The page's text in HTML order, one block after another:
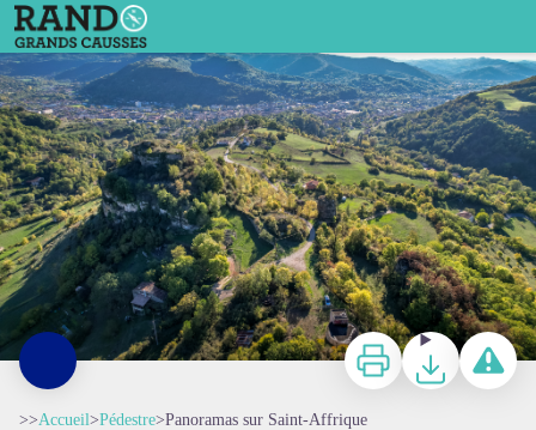
Panoramas sur Saint-Affrique
Panorama sur Saint-Affrique - Virginie Govignon
ImprimerTéléchargerSignaler
>>Accueil>Pédestre>Panoramas sur Saint-Affrique